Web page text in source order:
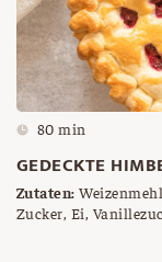
80 min
GEDECKTE
Zutaten:
Zucker, Ei,